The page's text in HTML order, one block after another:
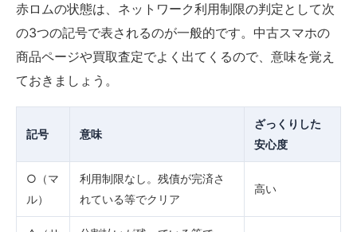
赤ロムの状態は、ネットワーク利用制限の判定として次
の3つの記号で表されるのが一般的です。中古スマホの
商品ページや買取査定でよく出てくるので、意味を覚え
ておきましょう。
記号 意味
ざっくりした
安心度
○（マ
ル）
利用制限なし。残債が完済さ
れている等でクリア
高い